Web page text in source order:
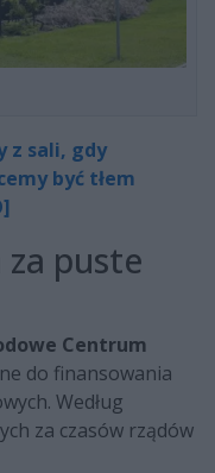
z sali, gdy
być tłem
za puste
Centrum
do finansowania
Według
za czasów rządów